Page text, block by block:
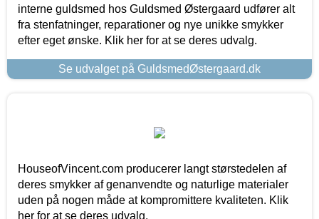
interne guldsmed hos Guldsmed Østergaard udfører alt
fra stenfatninger, reparationer og nye unikke smykker
efter eget ønske. Klik her for at se deres udvalg.
Se udvalget på GuldsmedØstergaard.dk
HouseofVincent.com producerer langt størstedelen af
deres smykker af genanvendte og naturlige materialer
uden på nogen måde at kompromittere kvaliteten. Klik
her for at se deres udvalg.